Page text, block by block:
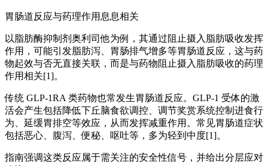
胃肠道反应与药理作用息息相关
以脂肪酶抑制剂奥利司他为例，其通过阻止摄入脂肪吸收发挥
作用，可能引发脂肪泻、胃肠排气增多等胃肠道反应，这与药
物起效与否无直接关联，而是与药物阻止摄入脂肪吸收的药理
作用相关[1]。
传统 GLP-1RA 类药物也常发生胃肠道反应。GLP-1 受体的激
活会产生包括降低下丘脑食欲调控、调节奖赏系统控制进食行
为、延缓胃排空等效应，从而发挥减重作用。常见胃肠道症状
包括恶心、腹泻、便秘、呕吐等，多为轻到中度[1]。
指南强调这类反应属于需关注的安全性信号，并给出分层应对